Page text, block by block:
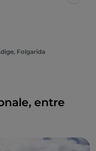
Folgarida
entre